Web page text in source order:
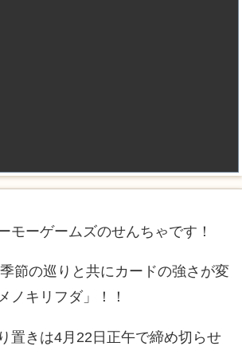
モーゲームズのせんちゃです！
節の巡りと共にカードの強さが変
ノキリフダ」！！
置きは4月22日正午で締め切らせ